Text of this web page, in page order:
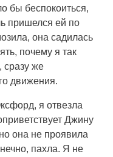
бы беспокоиться,
пришелся ей по
она садилась
почему я так
сразу же
движения.
я отвезла
Джину
она не проявила
пахла. Я не